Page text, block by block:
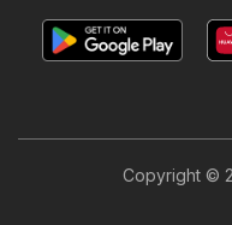
Copyright ©